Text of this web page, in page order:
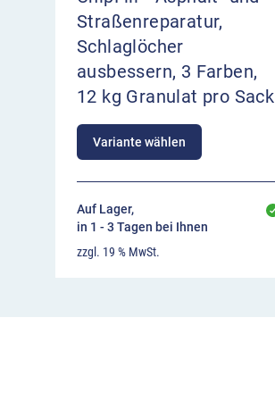
Straßenreparatur,
Schlaglöcher
ausbessern, 3 Farben,
12 kg Granulat pro Sack
Variante wählen
Auf Lager,
in 1 - 3 Tagen bei Ihnen
zzgl. 19 % MwSt.